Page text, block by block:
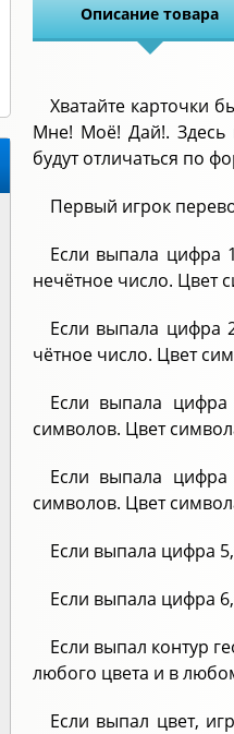
Описание товара
Хватайте карточки
Мне! Моё! Дай!. Здесь
будут отличаться по
Первый игрок
Если выпала цифра
нечётное число. Цвет
Если выпала цифра
чётное число. Цвет
Если выпала
символов. Цвет
Если выпала
символов. Цвет
Если выпала цифра
Если выпала цифра
Если выпал контур
любого цвета и в
Если выпал цвет,